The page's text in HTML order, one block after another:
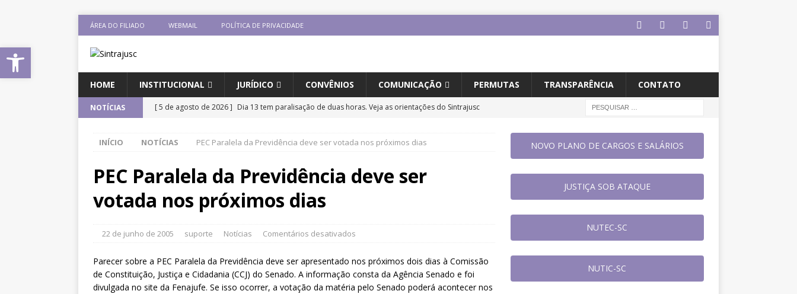
ÁREA DO FILIADO WEBMAIL POLÍTICA DE PRIVACIDADE
HOME INSTITUCIONAL JURÍDICO CONVÊNIOS COMUNICAÇÃO PERMUTAS TRANSPARÊNCIA CONTATO
NOTÍCIAS [ 5 de agosto de 2026 ] Dia 13 tem paralisação de duas horas. Veja as orientações do Sintrajusc
[ 5 de agosto de 2026 ] CNJ extingue aposentadoria compulsória como punição máxima para
magistrados e possibilita perda do cargo
DESTAQUES
DESTAQUES
Fenajufe participa de plenária sobre inteligência artificial e reforça debate
sobre os impactos das novas tecnologias no serviço público DESTAQUES
INÍCIO NOTÍCIAS PEC Paralela da Previdência deve ser votada nos próximos dias
PEC Paralela da Previdência deve ser
votada nos próximos dias
22 de junho de 2005 suporte Notícias Comentários desativados
Parecer sobre a PEC Paralela da Previdência deve ser apresentado nos próximos dois dias à Comissão
de Constituição, Justiça e Cidadania (CCJ) do Senado. A informação consta da Agência Senado e foi
divulgada no site da Fenajufe. Se isso ocorrer, a votação da matéria pelo Senado poderá acontecer nos
NOVO PLANO DE CARGOS E SALÁRIOS
JUSTIÇA SOB ATAQUE
NUTEC-SC
NUTIC-SC
Abrir a barra de ferramentas